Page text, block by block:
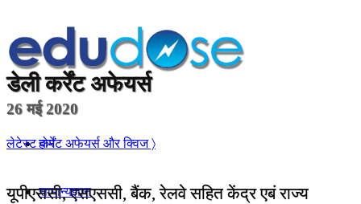
होम
सामान्यज्ञान
डेली कर्रेंट अफेयर्स
26 मई 2020
लेटेस्ट कर्रेंट अफेयर्स और क्विज 〉
यूपीएससी, एसएससी, बैंक, रेलवे सहित केंद्र एबं राज्य